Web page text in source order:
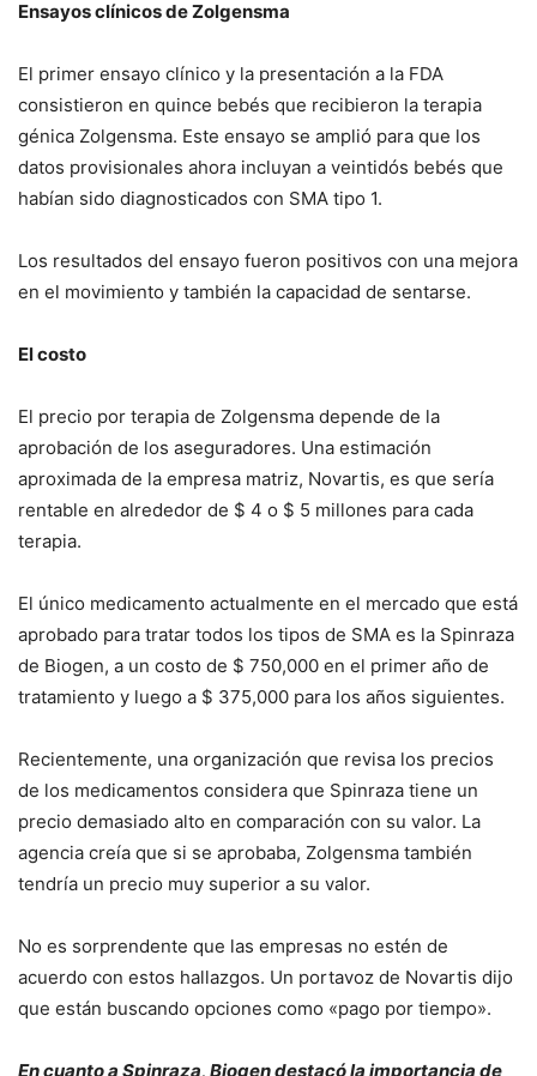
Ensayos clínicos de Zolgensma
El primer ensayo clínico y la presentación a la FDA
consistieron en quince bebés que recibieron la terapia
génica Zolgensma. Este ensayo se amplió para que los
datos provisionales ahora incluyan a veintidós bebés que
habían sido diagnosticados con SMA tipo 1.
Los resultados del ensayo fueron positivos con una mejora
en el movimiento y también la capacidad de sentarse.
El costo
El precio por terapia de Zolgensma depende de la
aprobación de los aseguradores. Una estimación
aproximada de la empresa matriz, Novartis, es que sería
rentable en alrededor de $ 4 o $ 5 millones para cada
terapia.
El único medicamento actualmente en el mercado que está
aprobado para tratar todos los tipos de SMA es la Spinraza
de Biogen, a un costo de $ 750,000 en el primer año de
tratamiento y luego a $ 375,000 para los años siguientes.
Recientemente, una organización que revisa los precios
de los medicamentos considera que Spinraza tiene un
precio demasiado alto en comparación con su valor. La
agencia creía que si se aprobaba, Zolgensma también
tendría un precio muy superior a su valor.
No es sorprendente que las empresas no estén de
acuerdo con estos hallazgos. Un portavoz de Novartis dijo
que están buscando opciones como «pago por tiempo».
En cuanto a Spinraza, Biogen destacó la importancia de